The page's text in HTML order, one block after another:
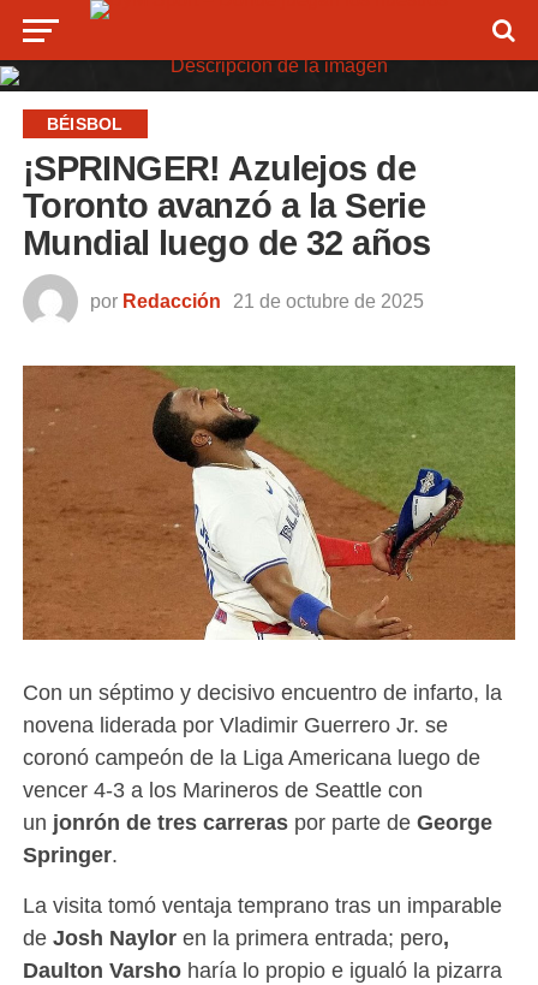
BÉISBOL
¡SPRINGER! Azulejos de
Toronto avanzó a la Serie
Mundial luego de 32 años
por Redacción 21 de octubre de 2025
Con un séptimo y decisivo encuentro de infarto, la
novena liderada por Vladimir Guerrero Jr. se
coronó campeón de la Liga Americana luego de
vencer 4-3 a los Marineros de Seattle con
un jonrón de tres carreraspor parte de George
Springer.
La visita tomó ventaja temprano tras un imparable
de Josh Nayloren la primera entrada; pero,
Daulton Varshoharía lo propio e igualó la pizarra